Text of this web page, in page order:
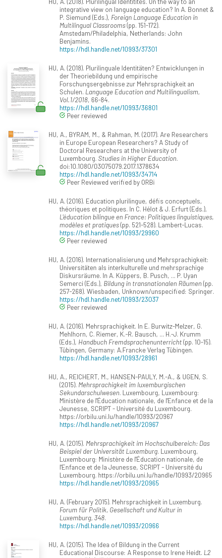
integrative view on language education? In A. Bonnet &
P. Siemund (Eds.), Foreign Language Education in
Multilingual Classrooms(pp. 151-172).
Amstedam/Philadelphia, Netherlands: John
Benjamins.
https://hdl.handle.net/10993/37301
HU, A. (2018). Plurilinguale Identitäten? Entwicklungen in
der Theoriebildung und empirische
Forschungsergebnisse zur Mehrsprachigkeit an
Schulen. Language Education and Multilingualism,
Vol.1/2018, 66-84.
https://hdl.handle.net/10993/36801
Peer reviewed
HU, A., BYRAM, M., & Rahman, M. (2017). Are Researchers
in Europe European Researchers? A Study of
Doctoral Researchers at the University of
Luxembourg. Studies in Higher Education.
doi:10.1080/03075079.2017.1378634
https://hdl.handle.net/10993/34714
Peer Reviewed verified by ORBi
HU, A. (2016). Education plurilingue, défis conceptuels,
théoriques et politiques. In C. Hélot & J. Erfurt (Eds.),
L'éducation bilingue en France: Politiques linguistiques,
modèles et pratiques(pp. 521-528). Lambert-Lucas.
https://hdl.handle.net/10993/29960
Peer reviewed
HU, A. (2016). Internationalisierung und Mehrsprachigkeit:
Universitäten als interkulturelle und mehrsprachige
Diskursräume. In A. Küppers, B. Pusch, ... P. Uyan
Semerci (Eds.), Bildung in transnationalen Räumen(pp.
257-268). Wiesbaden, Unknown/unspecified: Springer.
https://hdl.handle.net/10993/23037
Peer reviewed
HU, A. (2016). Mehrsprachigkeit. In E. Burwitz-Melzer, G.
Mehlhorn, C. Riemer, K.-R. Bausch, ... H.-J. Krumm
(Eds.), Handbuch Fremdsprachenunterricht(pp. 10-15).
Tübingen, Germany: A.Francke Verlag Tübingen.
https://hdl.handle.net/10993/28961
HU, A., REICHERT, M., HANSEN-PAULY, M.-A., & UGEN, S.
(2015). Mehrsprachigkeit im luxemburgischen
Sekundarschulwesen. Luxembourg, Luxembourg:
Ministère de l'Éducation nationale, de l'Enfance et de la
Jeunesse, SCRIPT - Université du Luxembourg.
https://orbilu.uni.lu/handle/10993/20967
https://hdl.handle.net/10993/20967
HU, A. (2015). Mehrsprachigkeit im Hochschulbereich: Das
Beispiel der Universität Luxemburg. Luxembourg,
Luxembourg: Ministère de l'Éducation nationale, de
l'Enfance et de la Jeunesse, SCRIPT - Université du
Luxembourg. https://orbilu.uni.lu/handle/10993/20965
https://hdl.handle.net/10993/20965
HU, A. (February 2015). Mehrsprachigkeit in Luxemburg.
Forum für Politik, Gesellschaft und Kultur in
Luxemburg, 348.
https://hdl.handle.net/10993/20966
HU, A. (2015). The Idea of Bildung in the Current
Educational Discourse: A Response to Irene Heidt. L2